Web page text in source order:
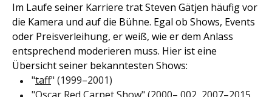
Im Laufe seiner Karriere trat Steven Gätjen häufig vor
die Kamera und auf die Bühne. Egal ob Shows, Events
oder Preisverleihung, er weiß, wie er dem Anlass
entsprechend moderieren muss. Hier ist eine
Übersicht seiner bekanntesten Shows:
"taff" (1999–2001)